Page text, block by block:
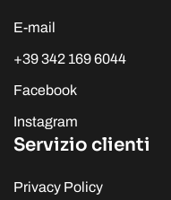
E-mail
+39 342 169 6044
Facebook
Instagram
Servizio clienti
Privacy Policy